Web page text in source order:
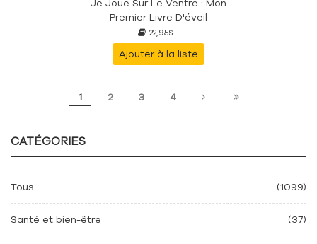
CATÉGORIES
Tous (1099)
Santé et bien-être (37)
Je Joue Sur Le Ventre : Mon
Premier Livre D'éveil
22,95$
Ajouter à la liste
1 2 3 4